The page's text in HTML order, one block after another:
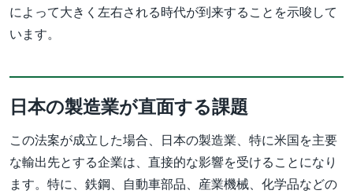
によって大きく左右される時代が到来することを示唆して
います。
日本の製造業が直面する課題
この法案が成立した場合、日本の製造業、特に米国を主要
な輸出先とする企業は、直接的な影響を受けることになり
ます。特に、鉄鋼、自動車部品、産業機械、化学品などの